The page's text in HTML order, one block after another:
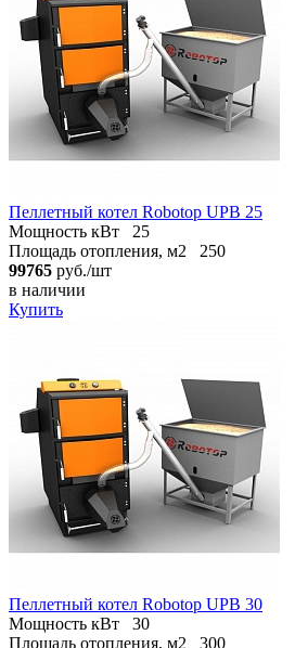
Пеллетный котел Robotop UPB 25
Мощность кВт
25
Площадь отопления, м2
250
99765 руб./шт
в наличии
Купить
Пеллетный котел Robotop UPB 30
Мощность кВт
30
Площадь отопления, м2
300